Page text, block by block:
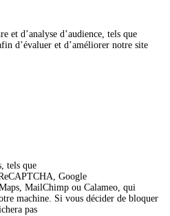
et d’analyse d’audience, tels que
d’évaluer et d’améliorer notre site
tels que
Google
MailChimp ou Calameo, qui
machine. Si vous décider de bloquer
pas